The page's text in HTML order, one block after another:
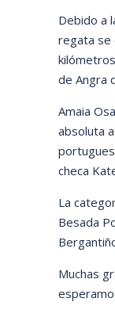
Debido a
regata se
de Angra
Amaia
absoluta
checa
La
Besada
Muchas